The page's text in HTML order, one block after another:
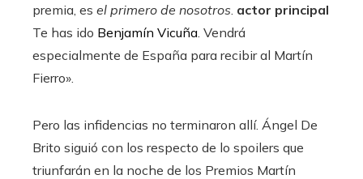
premia, es el primero de nosotros actor principal
Te has ido Benjamín Vicuña . Vendrá
especialmente de España para recibir al Martín
Fierro».
Pero las infidencias no terminaron allí. Ángel De
Brito siguió con los respecto de lo spoilers que
triunfarán en la noche de los Premios Martín